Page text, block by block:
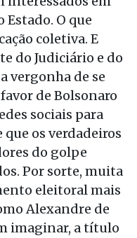
O que
coletiva. E
do Judiciário e do
vergonha de se
de Bolsonaro
sociais para
que os verdadeiros
do golpe
Por sorte, muita
eleitoral mais
Alexandre de
imaginar, a título